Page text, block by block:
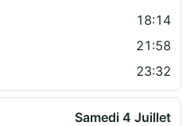
18:14
21:58
23:32
Samedi 4 Juillet